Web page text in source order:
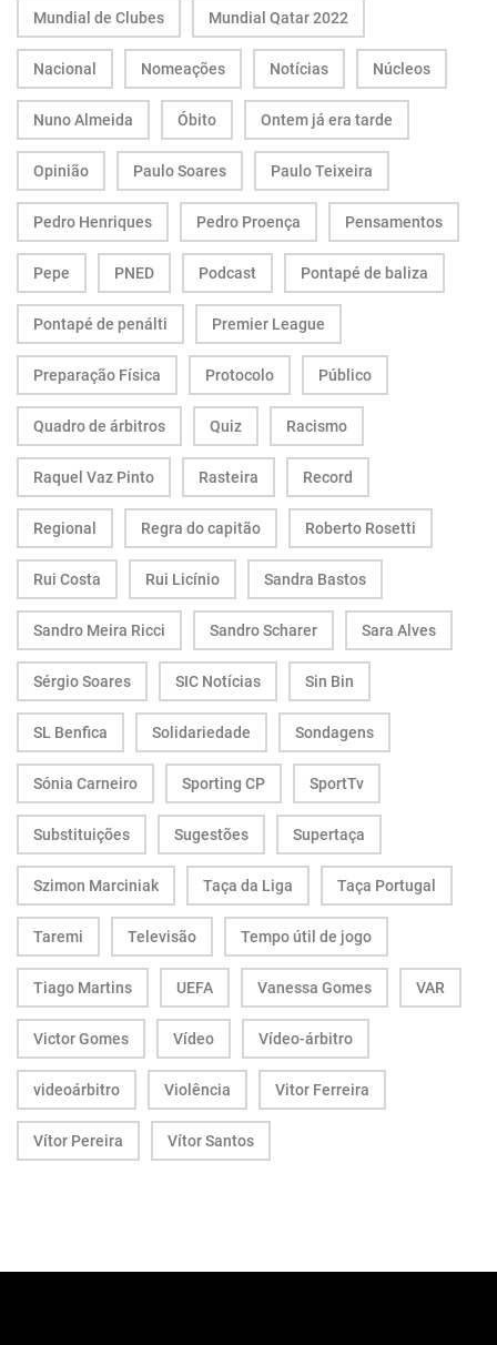
Mundial de Clubes Mundial Qatar 2022
Nacional Nomeações Notícias Núcleos
Nuno Almeida Óbito Ontem já era tarde
Opinião Paulo Soares Paulo Teixeira
Pedro Henriques Pedro Proença Pensamentos
Pepe PNED Podcast Pontapé de baliza
Pontapé de penálti Premier League
Preparação Física Protocolo Público
Quadro de árbitros Quiz Racismo
Raquel Vaz Pinto Rasteira Record
Regional Regra do capitão Roberto Rosetti
Rui Costa Rui Licínio Sandra Bastos
Sandro Meira Ricci Sandro Scharer Sara Alves
Sérgio Soares SIC Notícias Sin Bin
SL Benfica Solidariedade Sondagens
Sónia Carneiro Sporting CP SportTv
Substituições Sugestões Supertaça
Szimon Marciniak Taça da Liga Taça Portugal
Taremi Televisão Tempo útil de jogo
Tiago Martins UEFA Vanessa Gomes VAR
Victor Gomes Vídeo Vídeo-árbitro
videoárbitro Violência Vitor Ferreira
Vítor Pereira Vítor Santos